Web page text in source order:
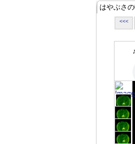
はやぶさ
<<<